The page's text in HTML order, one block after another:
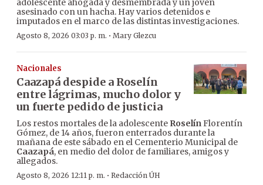
adolescente ahogada y desmembrada y un joven
asesinado con un hacha. Hay varios detenidos e
imputados en el marco de las distintas investigaciones.
Agosto 8, 2026 03:03 p. m. · Mary Glezcu
Nacionales
Caazapá despide a Roselín
entre lágrimas, mucho dolor y
un fuerte pedido de justicia
Los restos mortales de la adolescente RoselínFlorentín
Gómez, de 14 años, fueron enterrados durante la
mañana de este sábado en el Cementerio Municipal de
Caazapá, en medio del dolor de familiares, amigos y
allegados.
Agosto 8, 2026 12:11 p. m. · Redacción ÚH